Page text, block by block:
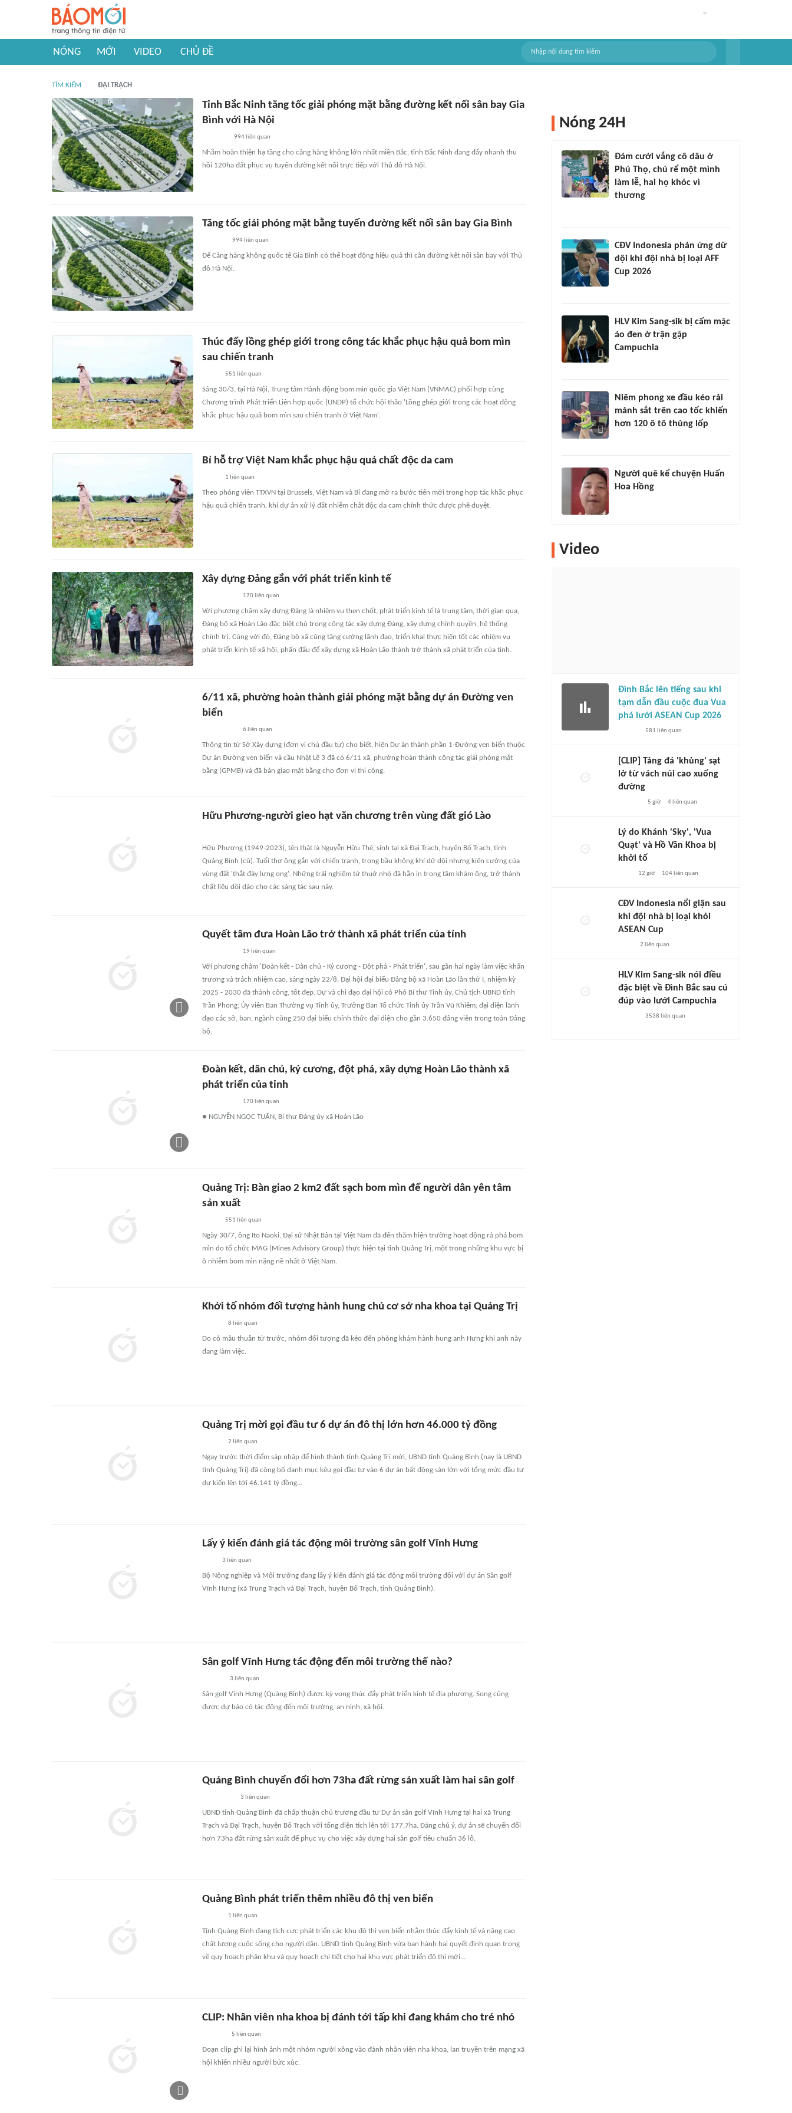
NÓNG MỚI VIDEO CHỦ ĐỀ
TÌM KIẾM ĐẠI TRẠCH
Tỉnh Bắc Ninh tăng tốc giải phóng mặt bằng đường kết nối sân bay Gia
Bình với Hà Nội
994 liên quan
Nhằm hoàn thiện hạ tầng cho cảng hàng không lớn nhất miền Bắc, tỉnh Bắc Ninh đang đẩy nhanh thu
hồi 120ha đất phục vụ tuyến đường kết nối trực tiếp với Thủ đô Hà Nội.
Tăng tốc giải phóng mặt bằng tuyến đường kết nối sân bay Gia Bình
994 liên quan
Để Cảng hàng không quốc tế Gia Bình có thể hoạt động hiệu quả thì cần đường kết nối sân bay với Thủ
đô Hà Nội.
Thúc đẩy lồng ghép giới trong công tác khắc phục hậu quả bom mìn
sau chiến tranh
551 liên quan
Sáng 30/3, tại Hà Nội, Trung tâm Hành động bom mìn quốc gia Việt Nam (VNMAC) phối hợp cùng
Chương trình Phát triển Liên hợp quốc (UNDP) tổ chức hội thảo 'Lồng ghép giới trong các hoạt động
khắc phục hậu quả bom mìn sau chiến tranh ở Việt Nam'.
Bỉ hỗ trợ Việt Nam khắc phục hậu quả chất độc da cam
1 liên quan
Theo phóng viên TTXVN tại Brussels, Việt Nam và Bỉ đang mở ra bước tiến mới trong hợp tác khắc phục
hậu quả chiến tranh, khi dự án xử lý đất nhiễm chất độc da cam chính thức được phê duyệt.
Xây dựng Đảng gắn với phát triển kinh tế
170 liên quan
Với phương châm xây dựng Đảng là nhiệm vụ then chốt, phát triển kinh tế là trung tâm, thời gian qua,
Đảng bộ xã Hoàn Lão đặc biệt chú trọng công tác xây dựng Đảng, xây dựng chính quyền, hệ thống
chính trị. Cùng với đó, Đảng bộ xã cũng tăng cường lãnh đạo, triển khai thực hiện tốt các nhiệm vụ
phát triển kinh tế-xã hội, phấn đấu để xây dựng xã Hoàn Lão thành trở thành xã phát triển của tỉnh.
6/11 xã, phường hoàn thành giải phóng mặt bằng dự án Đường ven
biển
6 liên quan
Thông tin từ Sở Xây dựng (đơn vị chủ đầu tư) cho biết, hiện Dự án thành phần 1-Đường ven biển thuộc
Dự án Đường ven biển và cầu Nhật Lệ 3 đã có 6/11 xã, phường hoàn thành công tác giải phóng mặt
bằng (GPMB) và đã bàn giao mặt bằng cho đơn vị thi công.
Hữu Phương-người gieo hạt văn chương trên vùng đất gió Lào
Hữu Phương (1949-2023), tên thật là Nguyễn Hữu Thê, sinh tại xã Đại Trạch, huyện Bố Trạch, tỉnh
Quảng Bình (cũ). Tuổi thơ ông gắn với chiến tranh, trong bầu không khí dữ dội nhưng kiên cường của
vùng đất 'thắt đáy lưng ong'. Những trải nghiệm từ thuở nhỏ đã hằn in trong tâm khảm ông, trở thành
chất liệu dồi dào cho các sáng tác sau này.
Quyết tâm đưa Hoàn Lão trở thành xã phát triển của tỉnh
19 liên quan
Với phương châm 'Đoàn kết - Dân chủ - Kỷ cương - Đột phá - Phát triển', sau gần hai ngày làm việc khẩn
trương và trách nhiệm cao, sáng ngày 22/8, Đại hội đại biểu Đảng bộ xã Hoàn Lão lần thứ I, nhiệm kỳ
2025 - 2030 đã thành công, tốt đẹp. Dự và chỉ đạo đại hội có Phó Bí thư Tỉnh ủy, Chủ tịch UBND tỉnh
Trần Phong; Ủy viên Ban Thường vụ Tỉnh ủy, Trưởng Ban Tổ chức Tỉnh ủy Trần Vũ Khiêm; đại diện lãnh
đạo các sở, ban, ngành cùng 250 đại biểu chính thức đại diện cho gần 3.650 đảng viên trong toàn Đảng
bộ.
Đoàn kết, dân chủ, kỷ cương, đột phá, xây dựng Hoàn Lão thành xã
phát triển của tỉnh
170 liên quan
● NGUYỄN NGỌC TUẤN, Bí thư Đảng ủy xã Hoàn Lão
Quảng Trị: Bàn giao 2 km2 đất sạch bom mìn để người dân yên tâm
sản xuất
551 liên quan
Ngày 30/7, ông Ito Naoki, Đại sứ Nhật Bản tại Việt Nam đã đến thăm hiện trường hoạt động rà phá bom
mìn do tổ chức MAG (Mines Advisory Group) thực hiện tại tỉnh Quảng Trị, một trong những khu vực bị
ô nhiễm bom mìn nặng nề nhất ở Việt Nam.
Khởi tố nhóm đối tượng hành hung chủ cơ sở nha khoa tại Quảng Trị
8 liên quan
Do có mâu thuẫn từ trước, nhóm đối tượng đã kéo đến phòng khám hành hung anh Hưng khi anh này
đang làm việc.
Quảng Trị mời gọi đầu tư 6 dự án đô thị lớn hơn 46.000 tỷ đồng
2 liên quan
Ngay trước thời điểm sáp nhập để hình thành tỉnh Quảng Trị mới, UBND tỉnh Quảng Bình (nay là UBND
tỉnh Quảng Trị) đã công bố danh mục kêu gọi đầu tư vào 6 dự án bất động sản lớn với tổng mức đầu tư
dự kiến lên tới 46.141 tỷ đồng...
Lấy ý kiến đánh giá tác động môi trường sân golf Vĩnh Hưng
3 liên quan
Bộ Nông nghiệp và Môi trường đang lấy ý kiến đánh giá tác động môi trường đối với dự án Sân golf
Vĩnh Hưng (xã Trung Trạch và Đại Trạch, huyện Bố Trạch, tỉnh Quảng Bình).
Sân golf Vĩnh Hưng tác động đến môi trường thế nào?
3 liên quan
Sân golf Vĩnh Hưng (Quảng Bình) được kỳ vọng thúc đẩy phát triển kinh tế địa phương. Song cũng
được dự báo có tác động đến môi trường, an ninh, xã hội.
Quảng Bình chuyển đổi hơn 73ha đất rừng sản xuất làm hai sân golf
3 liên quan
UBND tỉnh Quảng Bình đã chấp thuận chủ trương đầu tư Dự án sân golf Vĩnh Hưng tại hai xã Trung
Trạch và Đại Trạch, huyện Bố Trạch với tổng diện tích lên tới 177,7ha. Đáng chú ý, dự án sẽ chuyển đổi
hơn 73ha đất rừng sản xuất để phục vụ cho việc xây dựng hai sân golf tiêu chuẩn 36 lỗ.
Quảng Bình phát triển thêm nhiều đô thị ven biển
1 liên quan
Tỉnh Quảng Bình đang tích cực phát triển các khu đô thị ven biển nhằm thúc đẩy kinh tế và nâng cao
chất lượng cuộc sống cho người dân. UBND tỉnh Quảng Bình vừa ban hành hai quyết định quan trọng
về quy hoạch phân khu và quy hoạch chi tiết cho hai khu vực phát triển đô thị mới...
CLIP: Nhân viên nha khoa bị đánh tới tấp khi đang khám cho trẻ nhỏ
5 liên quan
Đoạn clip ghi lại hình ảnh một nhóm người xông vào đánh nhân viên nha khoa, lan truyền trên mạng xã
hội khiến nhiều người bức xúc.
Nóng 24H
Đám cưới vắng cô dâu ở
Phú Thọ, chú rể một mình
làm lễ, hai họ khóc vì
thương
CĐV Indonesia phản ứng dữ
dội khi đội nhà bị loại AFF
Cup 2026
HLV Kim Sang-sik bị cấm mặc
áo đen ở trận gặp
Campuchia
Niêm phong xe đầu kéo rải
mảnh sắt trên cao tốc khiến
hơn 120 ô tô thủng lốp
Người quê kể chuyện Huấn
Hoa Hồng
Video
Đình Bắc lên tiếng sau khi
tạm dẫn đầu cuộc đua Vua
phá lưới ASEAN Cup 2026
581 liên quan
[CLIP] Tảng đá 'khủng' sạt
lở từ vách núi cao xuống
đường
5 giờ 4liên quan
Lý do Khánh 'Sky', 'Vua
Quạt' và Hồ Văn Khoa bị
khởi tố
12 giờ 104liên quan
CĐV Indonesia nổi giận sau
khi đội nhà bị loại khỏi
ASEAN Cup
2 liên quan
HLV Kim Sang-sik nói điều
đặc biệt về Đình Bắc sau cú
đúp vào lưới Campuchia
3538 liên quan